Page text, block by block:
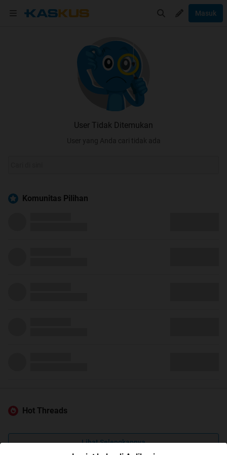
Masuk
User Tidak Ditemukan
User yang Anda cari tidak ada
Komunitas Pilihan
Hot Threads
Lihat Selengkapnya